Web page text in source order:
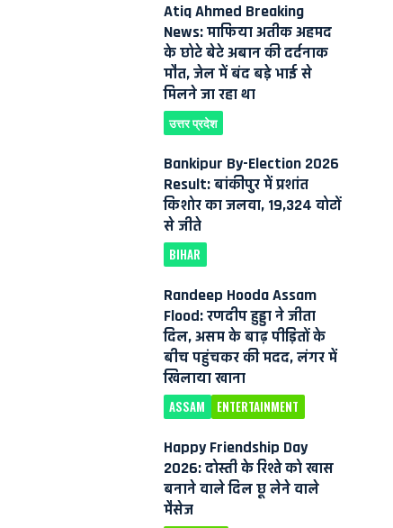
Atiq Ahmed Breaking
News: माफिया अतीक अहमद
के छोटे बेटे अबान की दर्दनाक
मौत, जेल में बंद बड़े भाई से
मिलने जा रहा था
उत्तर प्रदेश
Bankipur By-Election 2026
Result: बांकीपुर में प्रशांत
किशोर का जलवा, 19,324 वोटों
से जीते
BIHAR
Randeep Hooda Assam
Flood: रणदीप हुड्डा ने जीता
दिल, असम के बाढ़ पीड़ितों के
बीच पहुंचकर की मदद, लंगर में
खिलाया खाना
ASSAM ENTERTAINMENT
Happy Friendship Day
2026: दोस्ती के रिश्ते को खास
बनाने वाले दिल छू लेने वाले
मैसेज